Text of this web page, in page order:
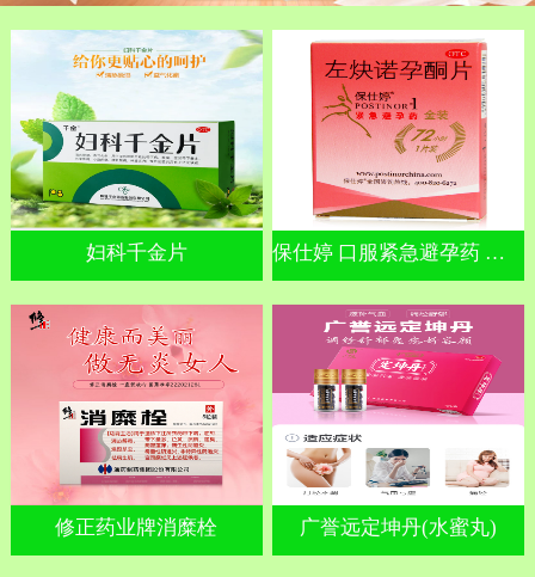
妇科千金片 保仕婷 口服紧急避孕药 左炔诺孕酮片
修正药业牌消糜栓 广誉远定坤丹(水蜜丸)